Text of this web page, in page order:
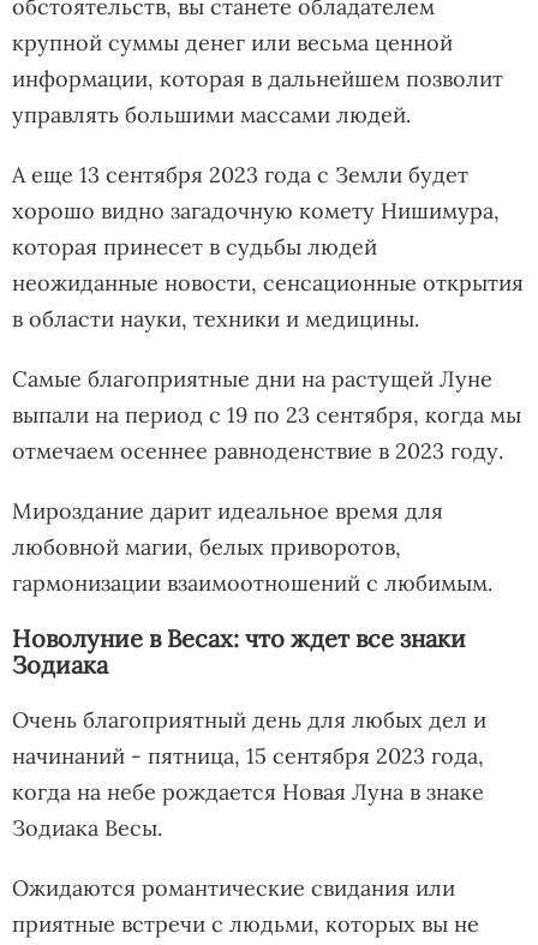
обстоятельств, вы станете обладателем
крупной суммы денег или весьма ценной
информации, которая в дальнейшем позволит
управлять большими массами людей.
А еще 13 сентября 2023 года с Земли будет
хорошо видно загадочную комету Нишимура,
которая принесет в судьбы людей
неожиданные новости, сенсационные открытия
в области науки, техники и медицины.
Самые благоприятные дни на растущей Луне
выпали на период с 19 по 23 сентября, когда мы
отмечаем осеннее равноденствие в 2023 году.
Мироздание дарит идеальное время для
любовной магии, белых приворотов,
гармонизации взаимоотношений с любимым.
Новолуние в Весах: что ждет все знаки
Зодиака
Очень благоприятный день для любых дел и
начинаний - пятница, 15 сентября 2023 года,
когда на небе рождается Новая Луна в знаке
Зодиака Весы.
Ожидаются романтические свидания или
приятные встречи с людьми, которых вы не